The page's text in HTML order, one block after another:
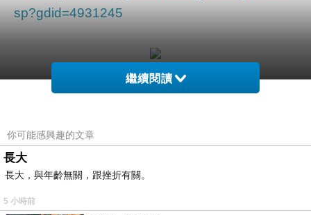
sp?gdid=4931245
夏日不曬黑
繼續閱讀
你可能感興趣的文章
長大
長大，與年齡無關，跟挫折有關。
5 小時前